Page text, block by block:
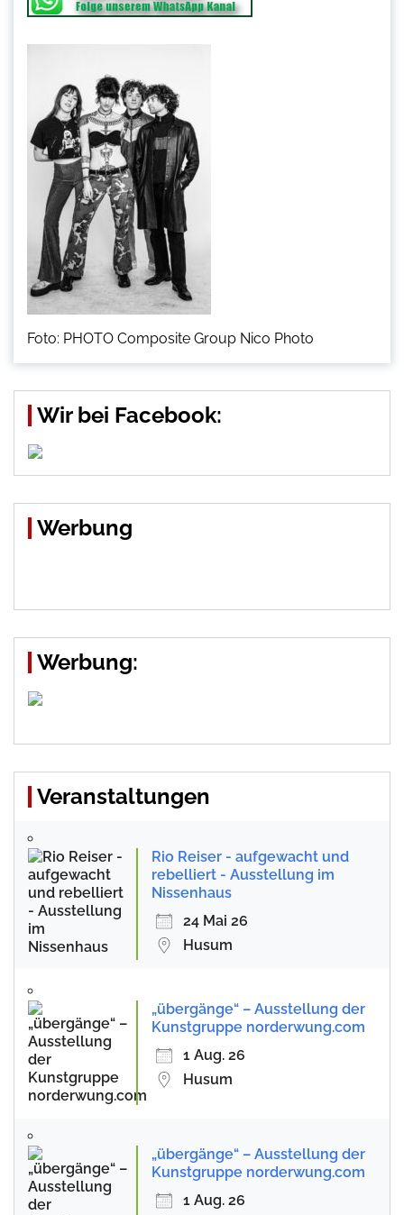
Foto: PHOTO Composite Group Nico Photo
Wir bei Facebook:
Werbung
Werbung:
Veranstaltungen
Rio Reiser - aufgewacht und
rebelliert - Ausstellung im
Nissenhaus
24 Mai 26
Husum
„übergänge“ – Ausstellung der
Kunstgruppe norderwung.com
1 Aug. 26
Husum
„übergänge“ – Ausstellung der
Kunstgruppe norderwung.com
1 Aug. 26